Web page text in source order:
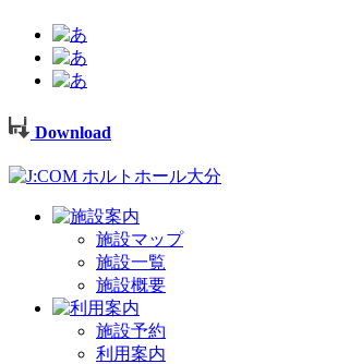
Download
施設マップ
施設一覧
施設概要
施設予約
利用案内